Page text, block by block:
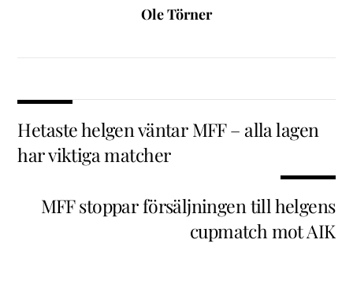
Ole Törner
Hetaste helgen väntar MFF – alla lagen
har viktiga matcher
MFF stoppar försäljningen till helgens
cupmatch mot AIK